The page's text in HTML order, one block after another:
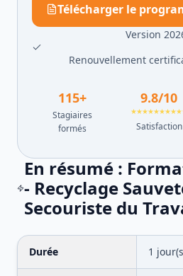
Télécharger le
Version
Renouvellement
115+
Stagiaires
formés
9.8/10
Satisfaction
En résumé :
- Recyclage
Secouriste du
Durée 1